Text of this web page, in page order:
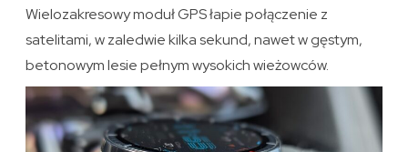
Wielozakresowy moduł GPS łapie połączenie z
satelitami, w zaledwie kilka sekund, nawet w gęstym,
betonowym lesie pełnym wysokich wieżowców.